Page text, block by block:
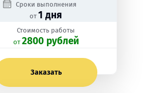
Сроки выполнения
от 1 дня
Стоимость работы
oт 2800 рублей
Заказать